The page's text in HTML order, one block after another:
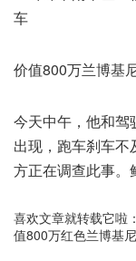
价值800万兰博基
今天中午，他和驾
出现，跑车刹车
方正在调查此事
喜欢文章就转载它啦：
值800万红色兰博基